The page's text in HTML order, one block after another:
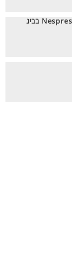
מותג הקפה הבינלאומי Nespresso בביג